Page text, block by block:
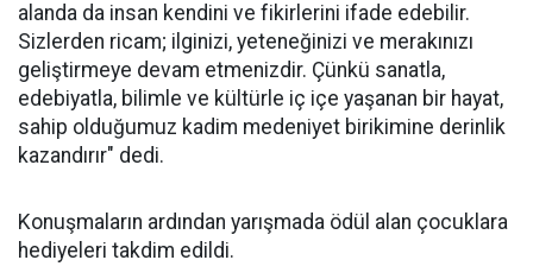
alanda da insan kendini ve fikirlerini ifade edebilir.
Sizlerden ricam; ilginizi, yeteneğinizi ve merakınızı
geliştirmeye devam etmenizdir. Çünkü sanatla,
edebiyatla, bilimle ve kültürle iç içe yaşanan bir hayat,
sahip olduğumuz kadim medeniyet birikimine derinlik
kazandırır" dedi.
Konuşmaların ardından yarışmada ödül alan çocuklara
hediyeleri takdim edildi.